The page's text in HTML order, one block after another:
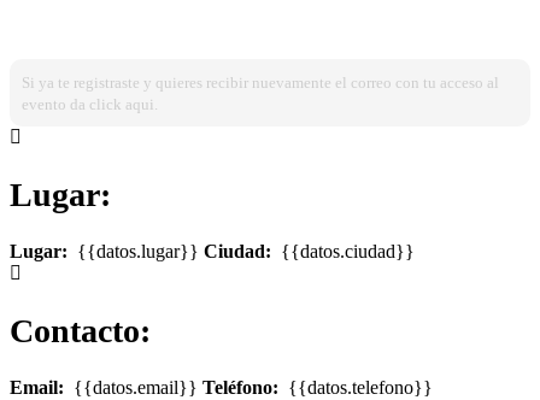
Si ya te registraste y quieres recibir nuevamente el correo con tu acceso al
evento da click aqui.
Lugar:
Lugar: {{datos.lugar}} Ciudad: {{datos.ciudad}}
Contacto:
Email: {{datos.email}} Teléfono: {{datos.telefono}}